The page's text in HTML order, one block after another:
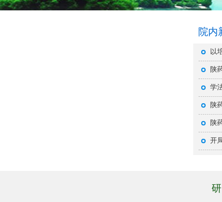
院内
以
陕
学
陕
陕
开